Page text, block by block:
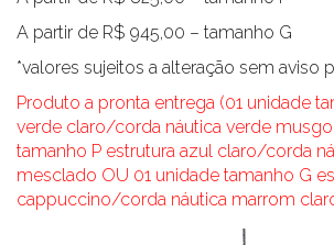
A partir de R$ 945,00 – tamanho G
*valores sujeitos a alteração sem aviso
Produto a pronta entrega (01 unidade
verde claro/corda náutica verde
tamanho P estrutura azul claro/corda
mesclado OU 01 unidade tamanho G
cappuccino/corda náutica marrom